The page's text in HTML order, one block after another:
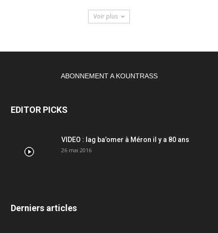
Voir plus
ABONNEMENT A KOUNTRASS
EDITOR PICKS
VIDEO : lag ba’omer à Méron il y a 80 ans
26 mai 2016
Derniers articles